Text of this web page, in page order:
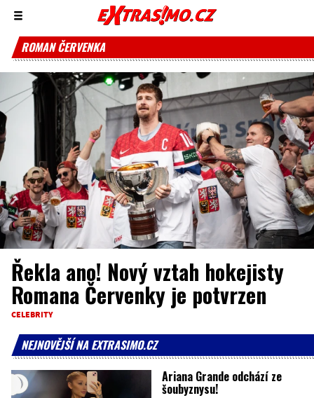
Zobrazit/skrýt
ROMAN ČERVENKA
Řekla ano! Nový vztah hokejisty
Romana Červenky je potvrzen
CELEBRITY
NEJNOVĚJŠÍ NA EXTRASIMO.CZ
Ariana Grande odchází ze
šoubyznysu!